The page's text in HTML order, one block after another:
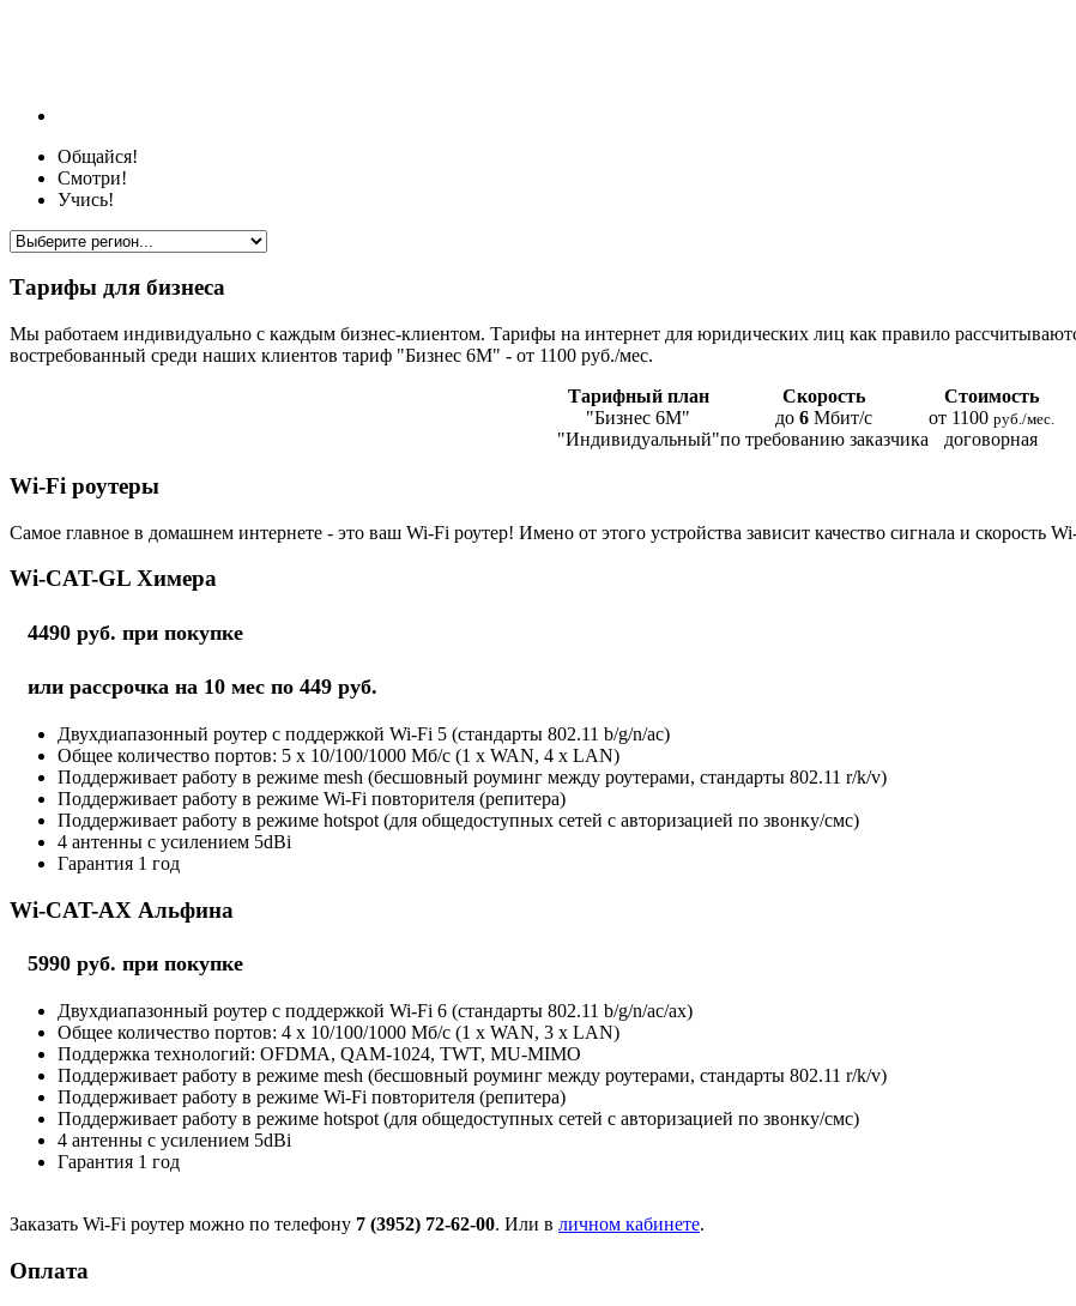
Общайся!
Смотри!
Учись!
Тарифы для бизнеса
Мы работаем индивидуально с каждым бизнес-клиентом. Тарифы на интернет для юридических лиц как правило
востребованный среди наших клиентов тариф "Бизнес 6М" - от 1100 руб./мес.
Тарифный план
Скорость
Стоимость
"Бизнес 6М"
до 6 Мбит/с от 1100 руб./мес.
"Индивидуальный"по требованию заказчика договорная
Wi-Fi роутеры
Самое главное в домашнем интернете - это ваш Wi-Fi роутер! Имено от этого устройства зависит качество сигнала и скорость
Wi-CAT-GL Химера
4490 руб. при покупке
или рассрочка на 10 мес по 449 руб.
Двухдиапазонный роутер с поддержкой Wi-Fi 5 (стандарты 802.11 b/g/n/ac)
Общее количество портов: 5 х 10/100/1000 Мб/с (1 x WAN, 4 x LAN)
Поддерживает работу в режиме mesh (бесшовный роуминг между роутерами, стандарты 802.11 r/k/v)
Поддерживает работу в режиме Wi-Fi повторителя (репитера)
Поддерживает работу в режиме hotspot (для общедоступных сетей с авторизацией по звонку/смс)
4 антенны с усилением 5dBi
Гарантия 1 год
Wi-CAT-AX Альфина
5990 руб. при покупке
Двухдиапазонный роутер с поддержкой Wi-Fi 6 (стандарты 802.11 b/g/n/ac/ax)
Общее количество портов: 4 х 10/100/1000 Мб/с (1 x WAN, 3 x LAN)
Поддержка технологий: OFDMA, QAM-1024, TWT, MU-MIMO
Поддерживает работу в режиме mesh (бесшовный роуминг между роутерами, стандарты 802.11 r/k/v)
Поддерживает работу в режиме Wi-Fi повторителя (репитера)
Поддерживает работу в режиме hotspot (для общедоступных сетей с авторизацией по звонку/смс)
4 антенны с усилением 5dBi
Гарантия 1 год
Заказать Wi-Fi роутер можно по телефону 7 (3952) 72-62-00. Или в личном кабинете.
Оплата